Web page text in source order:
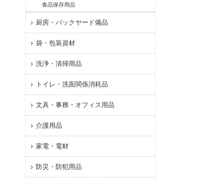
食品保存用品
厨房・バックヤード備品
袋・包装資材
洗浄・清掃用品
トイレ・洗面関係消耗品
文具・事務・オフィス用品
介護用品
家電・電材
防災・防犯用品